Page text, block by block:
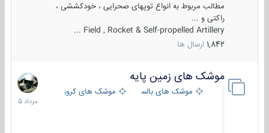
مطالب مربوط به انواع توپهای صحرایی ، خودکششی ،
راکتی و ...
Field , Rocket & Self-propelled Artillery ...
1,842 ارسال ها
موشک های زمین پایه
موشک های بالستیک موشک های کروز
2
مرداد
1405